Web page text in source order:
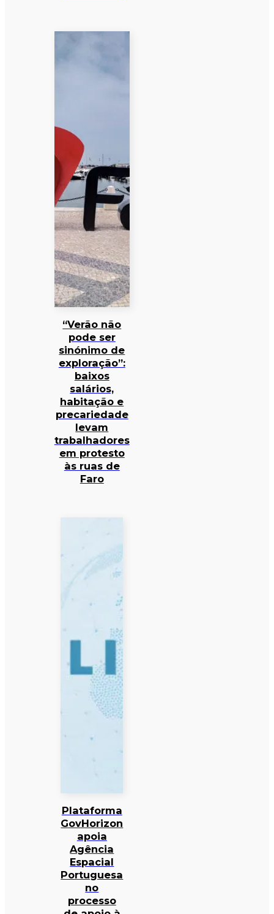
“Verão não
pode ser
sinónimo de
exploração”:
baixos
salários,
habitação e
precariedade
levam
trabalhadores
em protesto
às ruas de
Faro
Plataforma
GovHorizon
apoia
Agência
Espacial
Portuguesa
no
processo